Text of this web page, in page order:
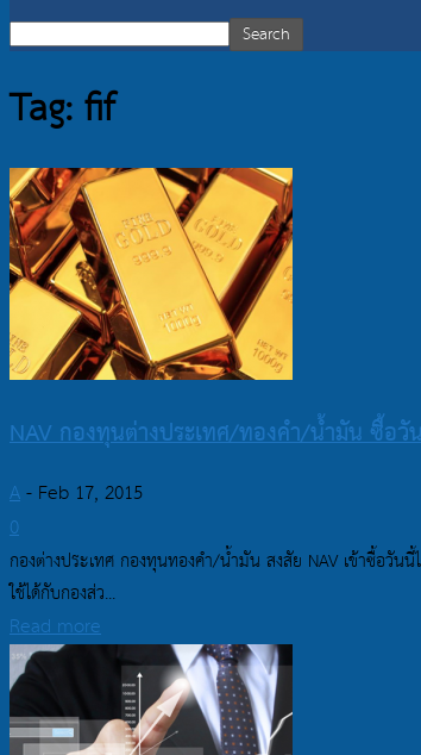
Tag: fif
NAV กองทุนต่างประเทศ/ทองคำ/น้ำมัน ซื้อวั
A- Feb 17, 2015
0
กองต่างประเทศ กองทุนทองคำ/น้ำมัน สงสัย NAV เข้าซื้อวั
ใช้ได้กับกองส่ว...
Read more